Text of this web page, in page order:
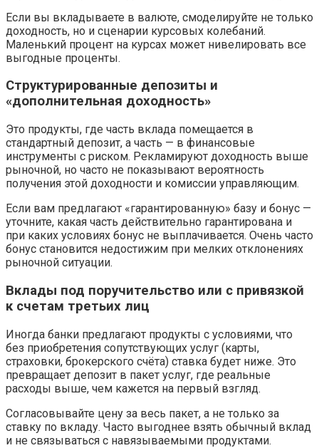
Если вы вкладываете в валюте, смоделируйте не только
доходность, но и сценарии курсовых колебаний.
Маленький процент на курсах может нивелировать все
выгодные проценты.
Структурированные депозиты и
«дополнительная доходность»
Это продукты, где часть вклада помещается в
стандартный депозит, а часть — в финансовые
инструменты с риском. Рекламируют доходность выше
рыночной, но часто не показывают вероятность
получения этой доходности и комиссии управляющим.
Если вам предлагают «гарантированную» базу и бонус —
уточните, какая часть действительно гарантирова­на и
при каких условиях бонус не выплачивается. Очень часто
бонус становится недостижим при мелких отклонениях
рыночной ситуации.
Вклады под поручительство или с привязкой
к счетам третьих лиц
Иногда банки предлагают продукты с условиями, что
без приобретения сопутствующих услуг (карты,
страховки, брокерского счёта) ставка будет ниже. Это
превращает депозит в пакет услуг, где реальные
расходы выше, чем кажется на первый взгляд.
Согласовывайте цену за весь пакет, а не только за
ставку по вкладу. Часто выгоднее взять обычный вклад
и не связываться с навязываемыми продуктами.